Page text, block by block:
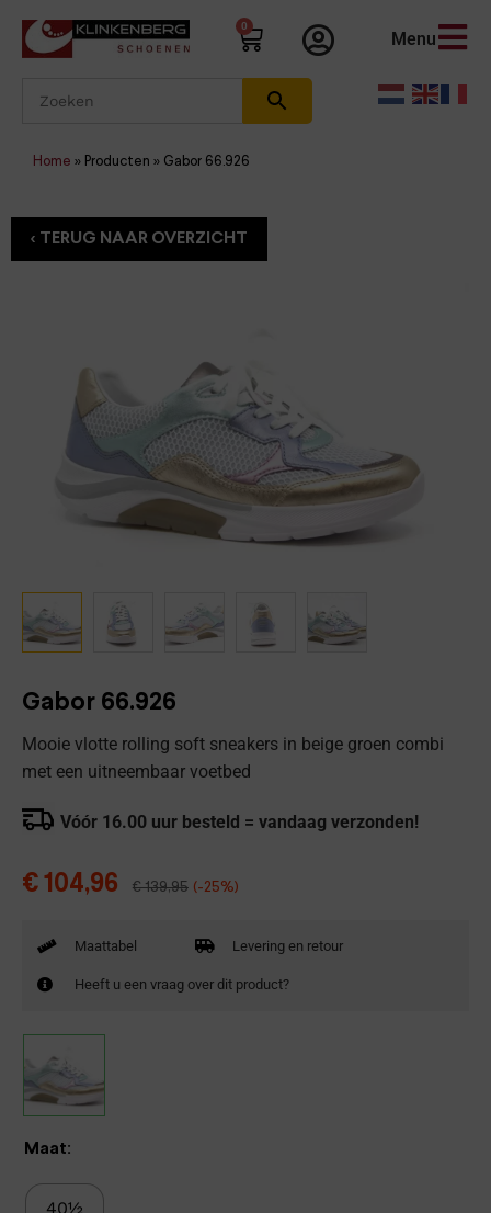
0
Menu
Home » Producten » Gabor 66.926
Gabor 66.926
Mooie vlotte rolling soft sneakers in beige groen combi
met een uitneembaar voetbed
Vóór 16.00 uur besteld = vandaag verzonden!
€ 104,96 €139,95 (-25%)
Maattabel Levering en retour
Heeft u een vraag over dit product?
Maat:
40½